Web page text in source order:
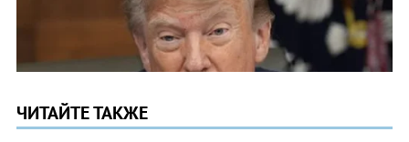
ЧИТАЙТЕ ТАКЖЕ